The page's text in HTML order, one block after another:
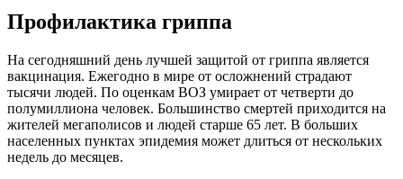
Профилактика гриппа
На сегодняшний день лучшей защитой от гриппа является
вакцинация. Ежегодно в мире от осложнений страдают
тысячи людей. По оценкам ВОЗ умирает от четверти до
полумиллиона человек. Большинство смертей приходится на
жителей мегаполисов и людей старше 65 лет. В больших
населенных пунктах эпидемия может длиться от нескольких
недель до месяцев.